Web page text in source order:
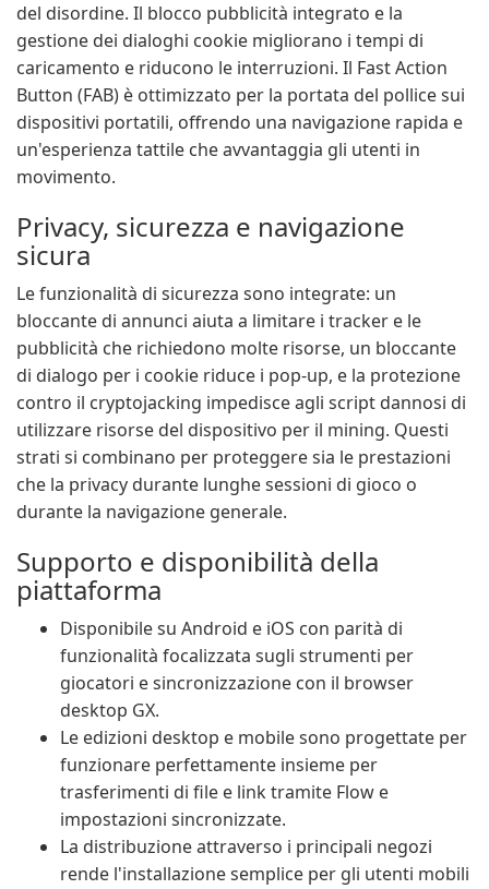
del disordine. Il blocco pubblicità integrato e la
gestione dei dialoghi cookie migliorano i tempi di
caricamento e riducono le interruzioni. Il Fast Action
Button (FAB) è ottimizzato per la portata del pollice sui
dispositivi portatili, offrendo una navigazione rapida e
un'esperienza tattile che avvantaggia gli utenti in
movimento.
Privacy, sicurezza e navigazione
sicura
Le funzionalità di sicurezza sono integrate: un
bloccante di annunci aiuta a limitare i tracker e le
pubblicità che richiedono molte risorse, un bloccante
di dialogo per i cookie riduce i pop-up, e la protezione
contro il cryptojacking impedisce agli script dannosi di
utilizzare risorse del dispositivo per il mining. Questi
strati si combinano per proteggere sia le prestazioni
che la privacy durante lunghe sessioni di gioco o
durante la navigazione generale.
Supporto e disponibilità della
piattaforma
Disponibile su Android e iOS con parità di
funzionalità focalizzata sugli strumenti per
giocatori e sincronizzazione con il browser
desktop GX.
Le edizioni desktop e mobile sono progettate per
funzionare perfettamente insieme per
trasferimenti di file e link tramite Flow e
impostazioni sincronizzate.
La distribuzione attraverso i principali negozi
rende l'installazione semplice per gli utenti mobili